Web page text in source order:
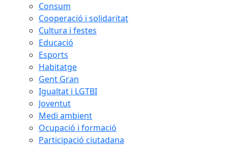
Consum
Cooperació i solidaritat
Cultura i festes
Educació
Esports
Habitatge
Gent Gran
Igualtat i LGTBI
Joventut
Medi ambient
Ocupació i formació
Participació ciutadana